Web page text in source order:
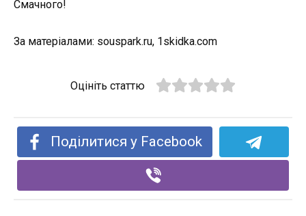
Смачного!
За матеріалами: souspark.ru, 1skidka.com
Оцініть статтю
Поділитися у Facebook